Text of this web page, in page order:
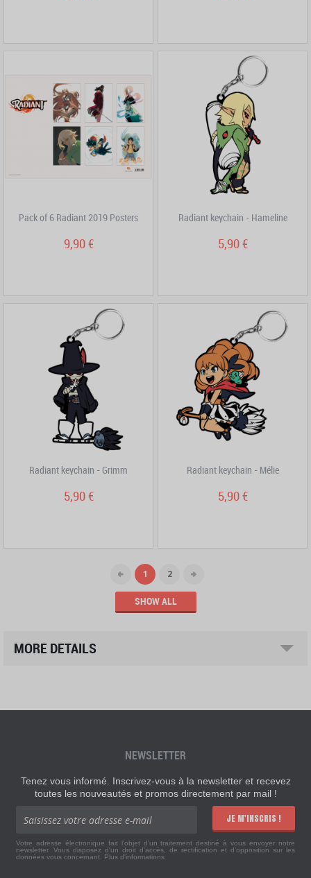
Pack of 6 Radiant 2019 Posters
9,90 €
Radiant keychain - Hameline
5,90 €
Radiant keychain - Grimm
5,90 €
Radiant keychain - Mélie
5,90 €
1 2
SHOW ALL
MORE DETAILS
NEWSLETTER
Tenez vous informé. Inscrivez-vous à la newsletter et recevez
toutes les nouveautés et promos directement par mail !
JE M'INSCRIS !
Votre adresse électronique fait l'objet d'un traitement destiné à vous envoyer notre
newsletter. Vous disposez d'un droit d'accès, de rectification et d'opposition sur les
données vous concernant. Plus d'informations